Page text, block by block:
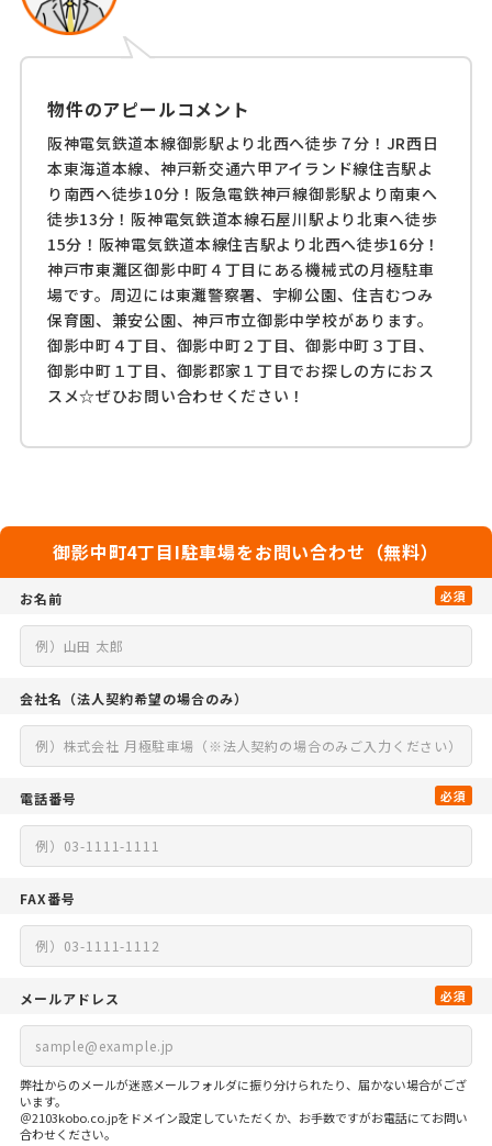
物件のアピールコメント
阪神電気鉄道本線御影駅より北西へ徒歩７分！JR西日
本東海道本線、神戸新交通六甲アイランド線住吉駅よ
り南西へ徒歩10分！阪急電鉄神戸線御影駅より南東へ
徒歩13分！阪神電気鉄道本線石屋川駅より北東へ徒歩
15分！阪神電気鉄道本線住吉駅より北西へ徒歩16分！
神戸市東灘区御影中町４丁目にある機械式の月極駐車
場です。周辺には東灘警察署、宇柳公園、住吉むつみ
保育園、兼安公園、神戸市立御影中学校があります。
御影中町４丁目、御影中町２丁目、御影中町３丁目、
御影中町１丁目、御影郡家１丁目でお探しの方におス
スメ☆ぜひお問い合わせください！
御影中町4丁目I駐車場をお問い合わせ（無料）
お名前 必須
会社名 （法人契約希望の場合のみ）
電話番号 必須
FAX番号
メールアドレス 必須
弊社からのメールが迷惑メールフォルダに振り分けられたり、届かない場合がござ
います。
＠2103kobo.co.jpをドメイン設定していただくか、お手数ですがお電話にてお問い
合わせください。